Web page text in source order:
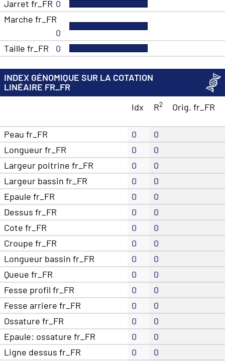
Jarret fr_FR 0
Marche fr_FR
0
Taille fr_FR
0
INDEX GÉNOMIQUE SUR LA COTATION
LINÉAIRE FR_FR
Idx
R2 Orig. fr_FR
Peau fr_FR 0
0
Longueur fr_FR
0
0
Largeur poitrine fr_FR
0
0
Largeur bassin fr_FR
0
0
Epaule fr_FR
0
0
Dessus fr_FR
0
0
Cote fr_FR
0
0
Croupe fr_FR
0
0
Longueur bassin fr_FR
0
0
Queue fr_FR
0
0
Fesse profil fr_FR
0
0
Fesse arriere fr_FR
0
0
Ossature fr_FR
0
0
Epaule: ossature fr_FR
0
0
Ligne dessus fr_FR
0
0